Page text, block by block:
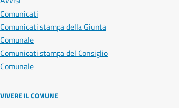
Comunicati
Comunicati stampa della Giunta
Comunale
Comunicati stampa del Consiglio
Comunale
VIVERE IL COMUNE